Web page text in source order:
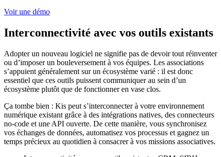
Voir une démo
Interconnectivité avec vos outils existants
Adopter un nouveau logiciel ne signifie pas de devoir tout réinventer
ou d’imposer un bouleversement à vos équipes. Les associations
s’appuient généralement sur un écosystème varié : il est donc
essentiel que ces outils puissent communiquer au sein d’un
écosystème plutôt que de fonctionner en vase clos.
Ça tombe bien : Kis peut s’interconnecter à votre environnement
numérique existant grâce à des intégrations natives, des connecteurs
no-code et une API ouverte. De cette manière, vous synchronisez
vos échanges de données, automatisez vos processus et gagnez un
temps précieux au quotidien à consacrer à vos missions associatives.